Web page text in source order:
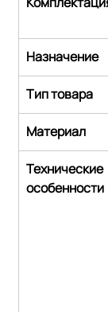
Назначение
Тип товара
Материал
Технические
особенности